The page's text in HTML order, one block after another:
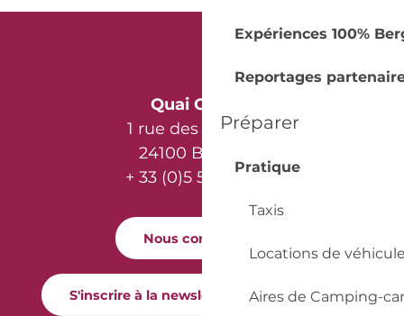
Expériences 100%
Reportages
Préparer
Pratique
Taxis
Locations de
Aires de Camping-car
Quai Cyrano
1 rue des Récollets
24100 Bergerac
+ 33 (0)5 53 57 03 11
Nous contacter
S'inscrire à la newsletter Quai Cyrano